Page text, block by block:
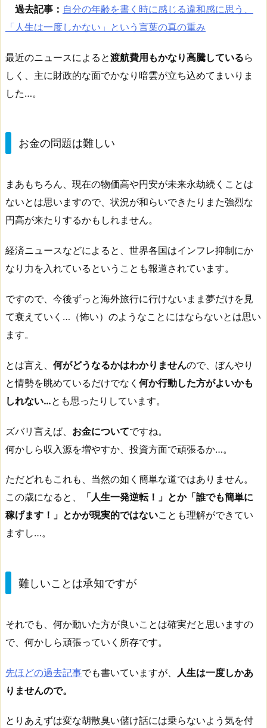
過去記事： 自分の年齢を書く時に感じる違和感に思う、
「人生は一度しかない」という言葉の真の重み
最近のニュースによると渡航費用もかなり高騰しているら
しく、主に財政的な面でかなり暗雲が立ち込めてまいりま
した…。
お金の問題は難しい
まあもちろん、現在の物価高や円安が未来永劫続くことは
ないとは思いますので、状況が和らいできたりまた強烈な
円高が来たりするかもしれません。
経済ニュースなどによると、世界各国はインフレ抑制にか
なり力を入れているということも報道されています。
ですので、今後ずっと海外旅行に行けないまま夢だけを見
て衰えていく…（怖い）のようなことにはならないとは思い
ます。
とは言え、 何がどうなるかはわかりませんので、ぼんやり
と情勢を眺めているだけでなく 何か行動した方がよいかも
しれない…とも思ったりしています。
ズバリ言えば、 お金についてですね。
何かしら収入源を増やすか、投資方面で頑張るか…。
ただどれもこれも、当然の如く簡単な道ではありません。
この歳になると、
「人生一発逆転！」とか「誰でも簡単に
稼げます！」とかが現実的ではないことも理解ができてい
ますし…。
難しいことは承知ですが
それでも、何か動いた方が良いことは確実だと思いますの
で、何かしら頑張っていく所存です。
先ほどの過去記事でも書いていますが、
人生は一度しかあ
りませんので。
とりあえずは変な胡散臭い儲け話には乗らないよう気を付